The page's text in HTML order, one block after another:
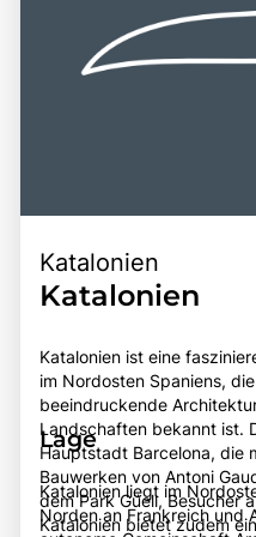
Katalonien
Katalonien
Katalonien ist eine
im Nordosten Spaniens,
beeindruckende
Landschaften bekannt ist.
Hauptstadt Barcelona, die
Bauwerken von Antoni
dem Park Güell, Besucher
Katalonien bietet zudem
Lage
Katalonien liegt im
Norden an Frankreich und